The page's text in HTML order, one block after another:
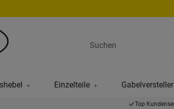
Einzelteile Gabelversteller
Top